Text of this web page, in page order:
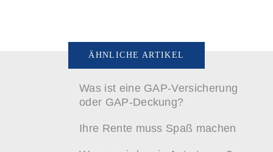
ÄHNLICHE ARTIKEL
Was ist eine GAP-Versicherung
oder GAP-Deckung?
Ihre Rente muss Spaß machen